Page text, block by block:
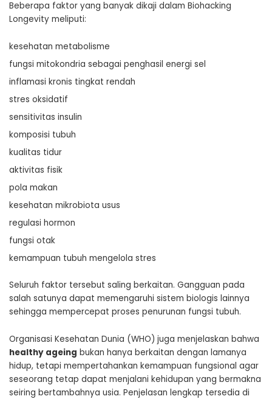
Beberapa faktor yang banyak dikaji dalam Biohacking
Longevity meliputi:
kesehatan metabolisme
fungsi mitokondria sebagai penghasil energi sel
inflamasi kronis tingkat rendah
stres oksidatif
sensitivitas insulin
komposisi tubuh
kualitas tidur
aktivitas fisik
pola makan
kesehatan mikrobiota usus
regulasi hormon
fungsi otak
kemampuan tubuh mengelola stres
Seluruh faktor tersebut saling berkaitan. Gangguan pada
salah satunya dapat memengaruhi sistem biologis lainnya
sehingga mempercepat proses penurunan fungsi tubuh.
Organisasi Kesehatan Dunia (WHO) juga menjelaskan bahwa
healthy ageing bukan hanya berkaitan dengan lamanya
hidup, tetapi mempertahankan kemampuan fungsional agar
seseorang tetap dapat menjalani kehidupan yang bermakna
seiring bertambahnya usia. Penjelasan lengkap tersedia di